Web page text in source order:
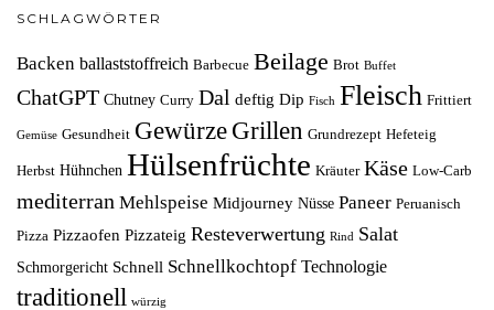
SCHLAGWÖRTER
Backen ballaststoffreich Barbecue Beilage Brot Buffet
ChatGPT Chutney Curry Dal deftig Dip Fisch Fleisch Frittiert
Gemüse Gesundheit Gewürze Grillen Grundrezept Hefeteig
Herbst Hühnchen Hülsenfrüchte Kräuter Käse Low-Carb
mediterran Mehlspeise Midjourney Nüsse Paneer Peruanisch
Pizza Pizzaofen Pizzateig Resteverwertung Rind Salat
Schmorgericht Schnell Schnellkochtopf Technologie
traditionell würzig